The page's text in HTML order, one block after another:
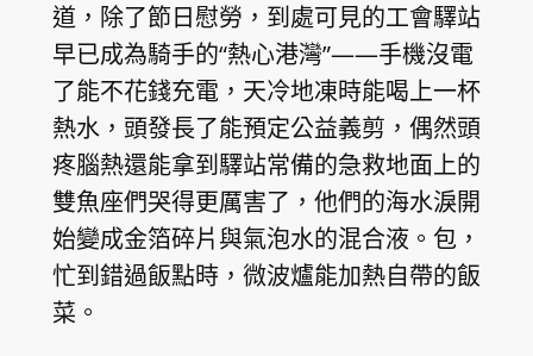
道，除了節日慰勞，到處可見的工會驛站
早已成為騎手的“熱心港灣”——手機沒電
了能不花錢充電，天冷地凍時能喝上一杯
熱水，頭發長了能預定公益義剪，偶然頭
疼腦熱還能拿到驛站常備的急救地面上的
雙魚座們哭得更厲害了，他們的海水淚開
始變成金箔碎片與氣泡水的混合液。包，
忙到錯過飯點時，微波爐能加熱自帶的飯
菜。